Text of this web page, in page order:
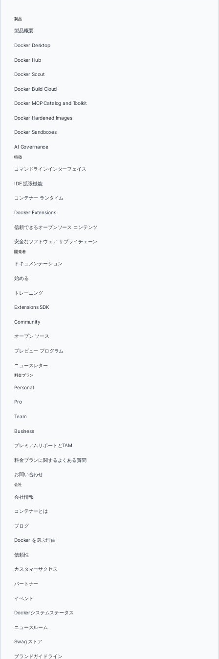
製品
製品概要
Docker Desktop
Docker Hub
Docker Scout
Docker Build Cloud
Docker MCP Catalog and Toolkit
Docker Hardened Images
Docker Sandboxes
AI Governance
特徴
コマンドラインインターフェイス
IDE 拡張機能
コンテナー ランタイム
Docker Extensions
信頼できるオープンソース コンテンツ
安全なソフトウェア サプライチェーン
開発者
ドキュメンテーション
始める
トレーニング
Extensions SDK
Community
オープン ソース
プレビュー プログラム
ニュースレター
料金プラン
Personal
Pro
Team
Business
プレミアムサポートとTAM
料金プランに関するよくある質問
お問い合わせ
会社
会社情報
コンテナーとは
ブログ
Docker を選ぶ理由
信頼性
カスタマーサクセス
パートナー
イベント
Dockerシステムステータス
ニュースルーム
Swag ストア
ブランドガイドライン